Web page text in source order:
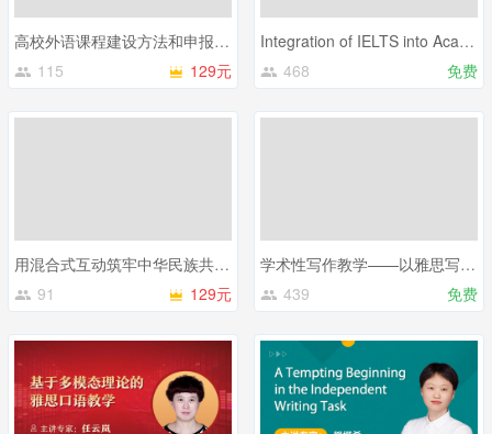
高校外语课程建设方法和申报——以英语师范教育专业课程为例
115
129元
Integration of IELTS into Academic Writing Course
468
免费
用混合式互动筑牢中华民族共同体意识 —— 以慕课《演讲与沟通》为例
91
129元
学术性写作教学——以雅思写作任务二为例
439
免费